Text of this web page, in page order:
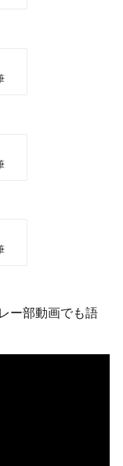
ー部動画でも語